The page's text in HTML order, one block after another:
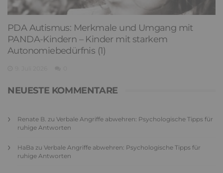
PDA Autismus: Merkmale und Umgang mit
PANDA-Kindern – Kinder mit starkem
Autonomiebedürfnis (1)
NEUESTE KOMMENTARE
Renate B. zu Verbale Angriffe abwehren: Psychologische Tipps für
ruhige Antworten
HaBa zu Verbale Angriffe abwehren: Psychologische Tipps für
ruhige Antworten